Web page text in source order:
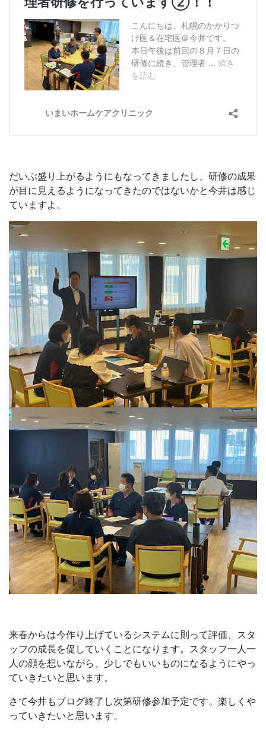
だいぶ盛り上がるようにもなってきましたし、研修の成果
が目に見えるようになってきたのではないかと今井は感じ
ていますよ。
来春からは今作り上げているシステムに則って評価、スタ
ッフの成長を促していくことになります。スタッフ一人一
人の顔を想いながら、少しでもいいものになるようにやっ
ていきたいと思います。
さて今井もブログ終了し次第研修参加予定です。楽しくや
っていきたいと思います。